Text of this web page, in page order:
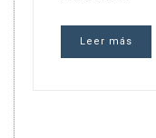
Leer más